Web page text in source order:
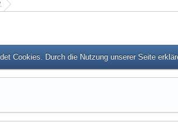
Cookies. Durch die Nutzung unserer Seite